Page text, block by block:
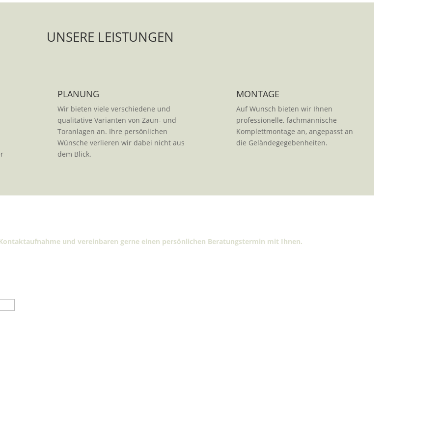
UNSERE LEISTUNGEN
PLANUNG
Wir bieten viele verschiedene und
qualitative Varianten von Zaun- und
Toranlagen an. Ihre persönlichen
Wünsche verlieren wir dabei nicht aus
dem Blick.
MONTAGE
Auf Wunsch bieten wir Ihnen
professionelle, fachmännische
Komplettmontage an, angepasst an
die Geländegegebenheiten.
und vereinbaren gerne einen persönlichen Beratungstermin mit Ihnen.